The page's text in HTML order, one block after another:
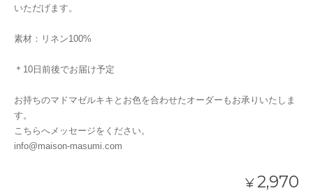
いただげます。
素材：リネン100%
＊10日前後でお届け予定
お持ちのマドマゼルキキとお色を合わせたオーダーもお承りいたしま
す。
こちらへメッセージをください。
info@maison-masumi.com
¥2,970